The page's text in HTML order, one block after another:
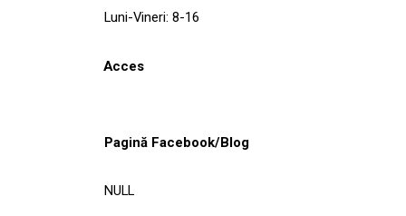
Luni-Vineri: 8-16
Acces
Pagină Facebook/Blog
NULL